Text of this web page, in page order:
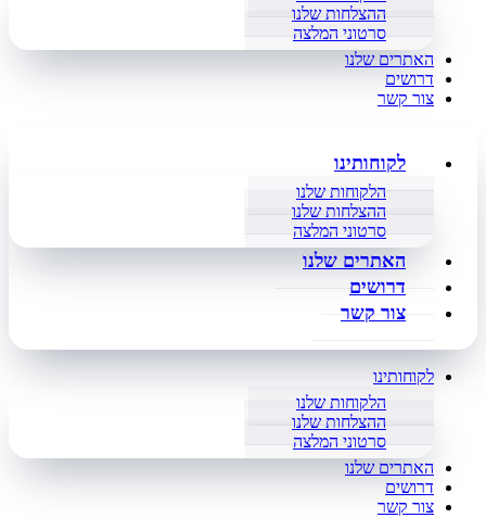
ההצלחות שלנו
סרטוני המלצה
האתרים שלנו
דרושים
צור קשר
לקוחותינו
הלקוחות שלנו
ההצלחות שלנו
סרטוני המלצה
האתרים שלנו
דרושים
צור קשר
לקוחותינו
הלקוחות שלנו
ההצלחות שלנו
סרטוני המלצה
האתרים שלנו
דרושים
צור קשר